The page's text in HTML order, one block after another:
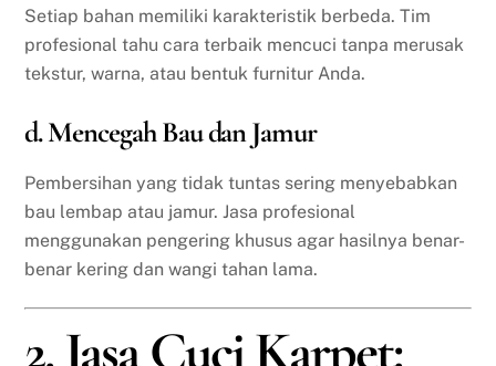
Setiap bahan memiliki karakteristik berbeda. Tim
profesional tahu cara terbaik mencuci tanpa merusak
tekstur, warna, atau bentuk furnitur Anda.
d. Mencegah Bau dan Jamur
Pembersihan yang tidak tuntas sering menyebabkan
bau lembap atau jamur. Jasa profesional
menggunakan pengering khusus agar hasilnya benar-
benar kering dan wangi tahan lama.
2. Jasa Cuci Karpet: